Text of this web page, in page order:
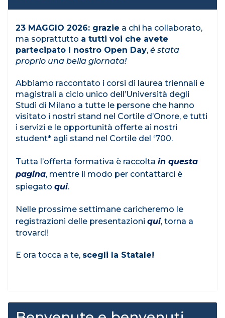
23 MAGGIO 2026: grazie a chi ha collaborato,
ma soprattutto a tutti voi che avete
partecipato l nostro Open Day, è stata
proprio una bella giornata!
Abbiamo raccontato i corsi di laurea triennali e
magistrali a ciclo unico dell’Università degli
Studi di Milano a tutte le persone che hanno
visitato i nostri stand nel Cortile d’Onore, e tutti
i servizi e le opportunità offerte ai nostri
student* agli stand nel Cortile del ‘700.
Tutta l’offerta formativa è raccolta in questa
pagina, mentre il modo per contattarci è
spiegato qui.
Nelle prossime settimane caricheremo le
registrazioni delle presentazioni qui, torna a
trovarci!
E ora tocca a te, scegli la Statale!